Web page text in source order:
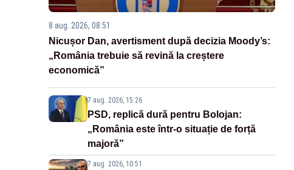
8 aug. 2026, 08:51
Nicușor Dan, avertisment după decizia Moody’s:
„România trebuie să revină la creștere
economică”
7 aug. 2026, 15:26
PSD, replică dură pentru Bolojan:
„România este într-o situație de forță
majoră”
7 aug. 2026, 10:51